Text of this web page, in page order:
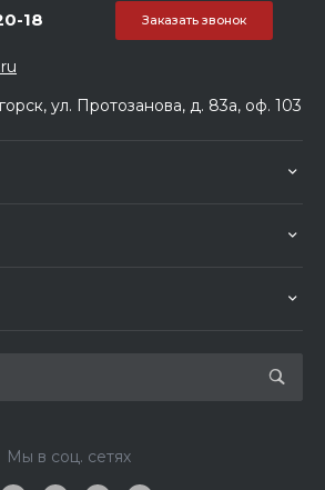
18 Заказать звонок
ул. Протозанова, д. 83а, оф. 103
Мы в соц. сетях